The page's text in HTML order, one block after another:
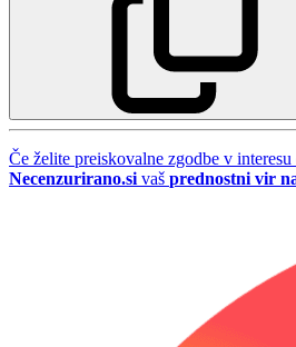
Če želite preiskovalne zgodbe v
Necenzurirano.si vaš prednostni vir